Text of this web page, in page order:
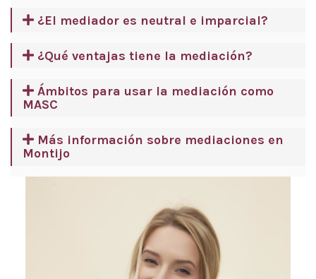
¿El mediador es neutral e imparcial?
¿Qué ventajas tiene la mediación?
Ámbitos para usar la mediación como
MASC
Más información sobre mediaciones en
Montijo